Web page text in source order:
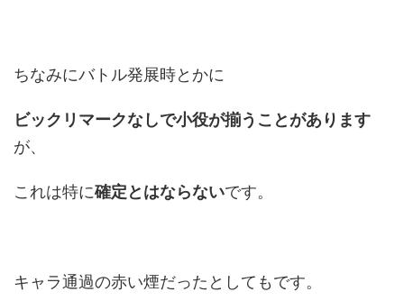
ちなみにバトル発展時とかに
ビックリマークなしで小役が揃うことがあります
が、
これは特に確定とはならないです。
キャラ通過の赤い煙だったとしてもです。